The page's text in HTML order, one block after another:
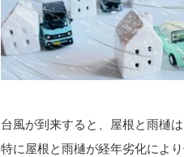
台風が到来すると、屋根と雨樋
特に屋根と雨樋が経年劣化によ